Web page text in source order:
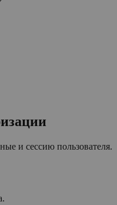
и сессию пользователя.